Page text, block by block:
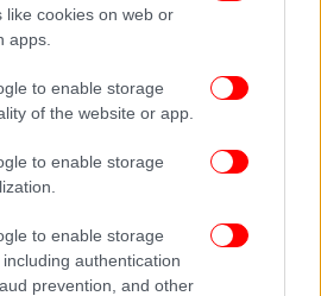
like cookies on web or
apps.
to enable storage
of the website or app.
to enable storage
to enable storage
authentication
prevention, and other